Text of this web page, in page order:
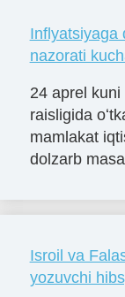
Inflyatsiyaga
nazorati
24 aprel
raisligida
mamlakat
dolzarb
Isroil va
yozuvchi